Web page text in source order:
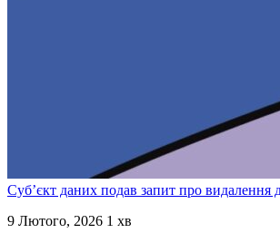
Суб’єкт даних подав запит про видалення
9 Лютого, 2026 1 хв